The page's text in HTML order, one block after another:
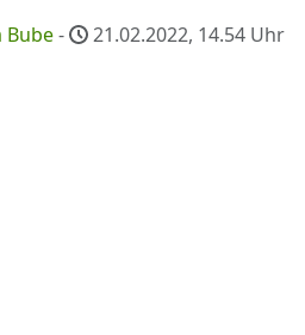
Bube- 21.02.2022, 14.54 Uhr